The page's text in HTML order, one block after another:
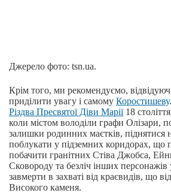
Джерело фото: tsn.ua.
Крім того, ми рекомендуємо,
приділити увагу і самому Коростишеву
Різдва Пресвятої Діви Марії18
коли містом володіли графи Олізари,
залишки родинних маєтків, піднятися
поблукати у підземних коридорах, що
побачити гранітних Стіва Джобса,
Сковороду та безліч інших персонажів
завмерти в захваті від краєвидів, що
Високого каменя.